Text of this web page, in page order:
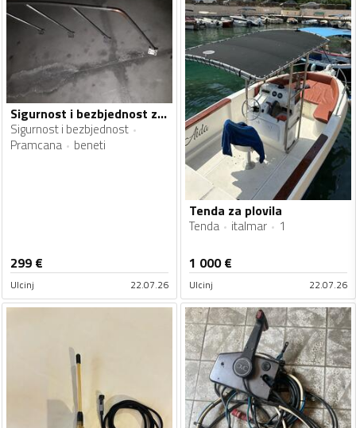
Sigurnost i bezbjednost za plovila
Sigurnost i bezbjednost
Pramcana
beneti
299 €
Ulcinj 22.07.26
Tenda za plovila
Tenda italmar 1
1 000€
Ulcinj 22.07.26